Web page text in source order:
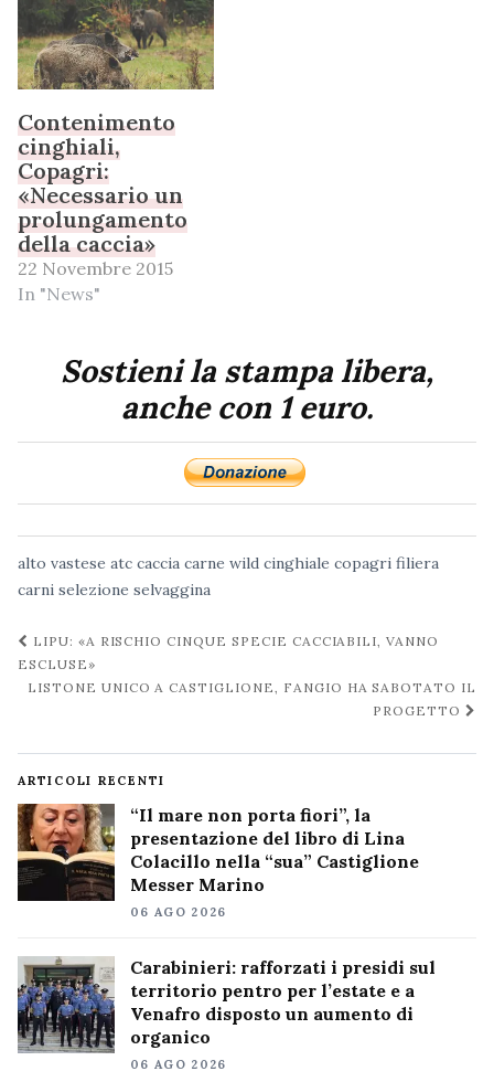
Contenimento
cinghiali,
Copagri:
«Necessario un
prolungamento
della caccia»
22 Novembre 2015
In "News"
Sostieni la stampa libera,
anche con 1 euro.
alto vastese atc caccia carne wild cinghiale copagri filiera
carni selezione selvaggina
Navigazione
post
LIPU: «A RISCHIO CINQUE SPECIE CACCIABILI, VANNO
ESCLUSE»
LISTONE UNICO A CASTIGLIONE, FANGIO HA SABOTATO IL
PROGETTO
ARTICOLI RECENTI
“Il mare non porta fiori”, la
presentazione del libro di Lina
Colacillo nella “sua” Castiglione
Messer Marino
06 AGO 2026
Carabinieri: rafforzati i presidi sul
territorio pentro per l’estate e a
Venafro disposto un aumento di
organico
06 AGO 2026